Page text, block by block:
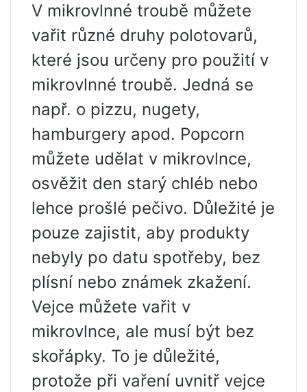
V mikrovlnné troubě můžete
vařit různé druhy polotovarů,
které jsou určeny pro použití v
mikrovlnné troubě. Jedná se
např. o pizzu, nugety,
hamburgery apod. Popcorn
můžete udělat v mikrovlnce,
osvěžit den starý chléb nebo
lehce prošlé pečivo. Důležité je
pouze zajistit, aby produkty
nebyly po datu spotřeby, bez
plísní nebo známek zkažení.
Vejce můžete vařit v
mikrovlnce, ale musí být bez
skořápky. To je důležité,
protože při vaření uvnitř vejce